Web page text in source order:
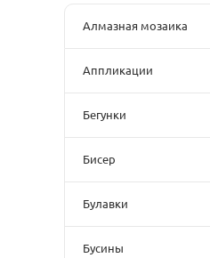
Алмазная мозаика
Аппликации
Бегунки
Бисер
Булавки
Бусины